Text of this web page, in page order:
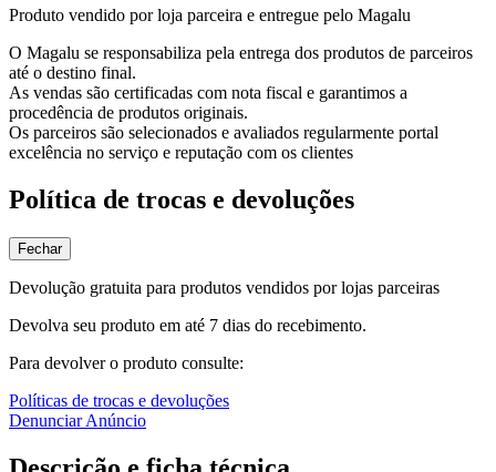
Produto vendido por loja parceira e entregue pelo Magalu
O Magalu se responsabiliza pela entrega dos produtos de parceiros
até o destino final.
As vendas são certificadas com nota fiscal e garantimos a
procedência de produtos originais.
Os parceiros são selecionados e avaliados regularmente portal
excelência no serviço e reputação com os clientes
Política de trocas e devoluções
Fechar
Devolução gratuita para produtos vendidos por lojas parceiras
Devolva seu produto em até 7 dias do recebimento.
Para devolver o produto consulte:
Políticas de trocas e devoluções
Denunciar Anúncio